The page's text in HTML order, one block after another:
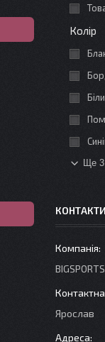
Колір
Ще 3
КОНТАКТИ
BIGSPORTS
Ярослав